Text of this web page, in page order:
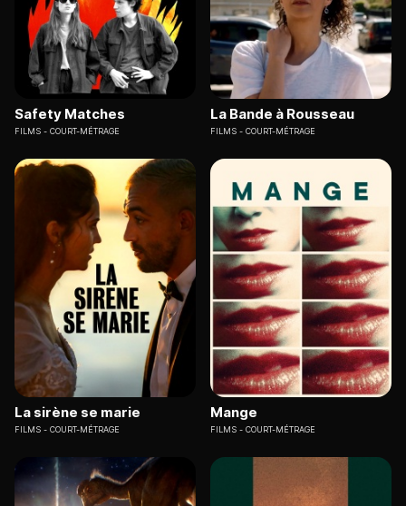
Safety Matches
FILMS COURT-MÉTRAGE
La Bande à Rousseau
FILMS COURT-MÉTRAGE
La sirène se marie
FILMS COURT-MÉTRAGE
Mange
FILMS COURT-MÉTRAGE